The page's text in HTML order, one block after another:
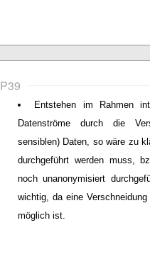
P39
Entstehen im Rahmen
Datenströme durch die
sensiblen) Daten, so wäre zu
durchgeführt werden muss,
noch unanonymisiert
wichtig, da eine
möglich ist.